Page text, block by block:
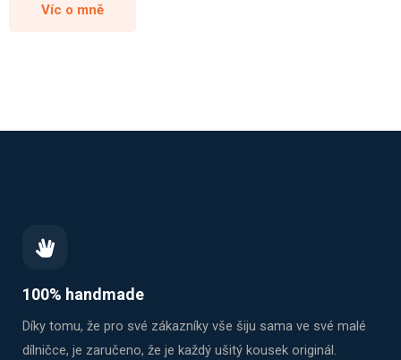
Víc o mně
100% handmade
Díky tomu, že pro své zákazníky vše šiju sama ve své malé
dílničce, je zaručeno, že je každý ušitý kousek originál.